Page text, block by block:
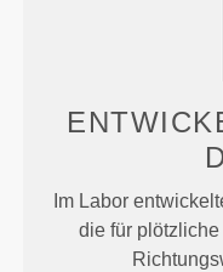
Im Labor
die für